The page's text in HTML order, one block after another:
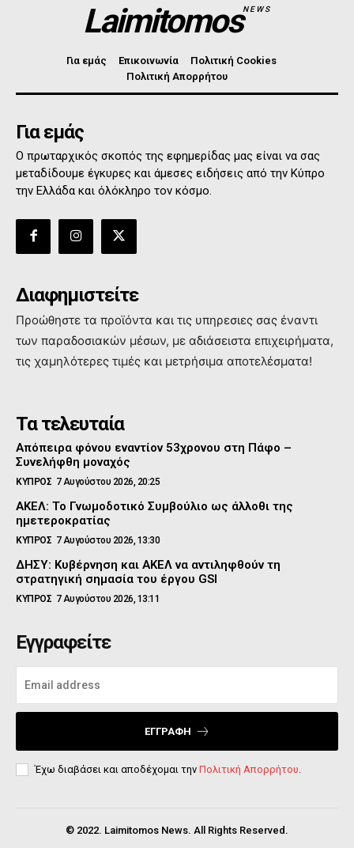
LaimitomosNEWS
Για εμάς Επικοινωνία
Πολιτική Cookies
Πολιτική Απορρήτου
Για εμάς
Ο πρωταρχικός σκοπός της εφημερίδας μας είναι να σας
μεταδίδουμε έγκυρες και άμεσες ειδήσεις από την Κύπρο
την Ελλάδα και όλόκληρο τον κόσμο.
Διαφημιστείτε
Προώθηστε τα προϊόντα και τις υπηρεσιες σας έναντι
των παραδοσιακών μέσων, με αδιάσειστα επιχειρήματα,
τις χαμηλότερες τιμές και μετρήσιμα αποτελέσματα!
Τα τελευταία
Απόπειρα φόνου εναντίον 53χρονου στη Πάφο –
Συνελήφθη μοναχός
ΚΥΠΡΟΣ 7 Αυγούστου 2026, 20:25
ΑΚΕΛ: Το Γνωμοδοτικό Συμβούλιο ως άλλοθι της
ημετεροκρατίας
ΚΥΠΡΟΣ 7 Αυγούστου 2026, 13:30
ΔΗΣΥ: Κυβέρνηση και ΑΚΕΛ να αντιληφθούν τη
στρατηγική σημασία του έργου GSI
ΚΥΠΡΟΣ 7 Αυγούστου 2026, 13:11
Εγγραφείτε
ΕΓΓΡΑΦΉ
Έχω διαβάσει και αποδέχομαι την Πολιτική Απορρήτου
© 2022. Laimitomos News. All Rights Reserved.